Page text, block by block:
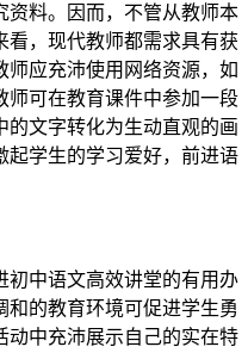
资料。因而，不管从教师本
看，现代教师都需求具有获
应充沛使用网络资源，如
师可在教育课件中参加一段
的文字转化为生动直观的画
起学生的学习爱好，前进语
初中语文高效讲堂的有用办
的教育环境可促进学生勇
动中充沛展示自己的实在特